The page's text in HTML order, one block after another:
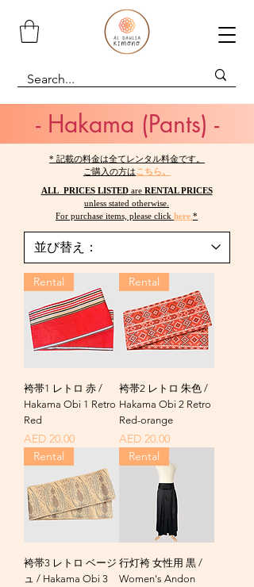
- Hakama (Pants) -
* 記載の料金は全てレンタル料金です。
ご購入の方はこちら。
ALL PRICES LISTEDare RENTAL PRICES
unless stated otherwise.
For purchase items, please click here *
Rental
袴帯1 レトロ 赤 /
Hakama Obi 1 Retro
Red
価格
AED 20.00
Rental
袴帯2 レトロ 朱色 /
Hakama Obi 2 Retro
Red-orange
価格
AED 20.00
Rental
袴帯3 レトロ ベージ
ュ / Hakama Obi 3
Rental
行灯袴 女性用 黒 /
Women's Andon